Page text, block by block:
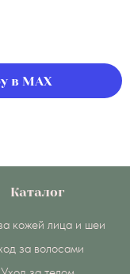
в MAX
Каталог
кожей лица и шеи
за волосами